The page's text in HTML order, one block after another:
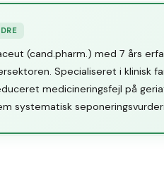
(cand.pharm.) med 7 års
Specialiseret i klinisk
medicineringsfejl på
systematisk